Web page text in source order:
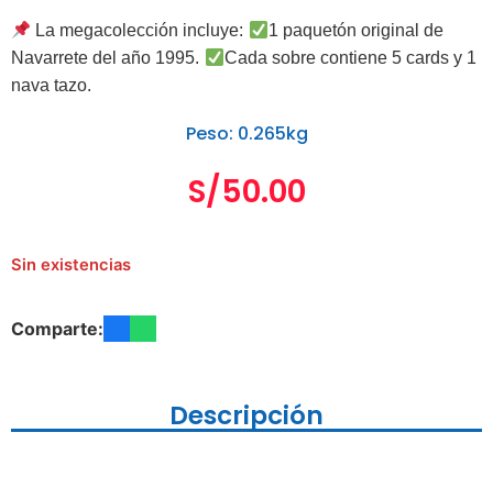
La megacolección incluye:
1 paquetón original de
Navarrete del año 1995.
Cada sobre contiene 5 cards y 1
nava tazo.
Peso: 0.265kg
S/50.00
Sin existencias
Comparte:
Descripción